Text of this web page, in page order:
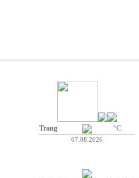
Trang °C
07.08.2026